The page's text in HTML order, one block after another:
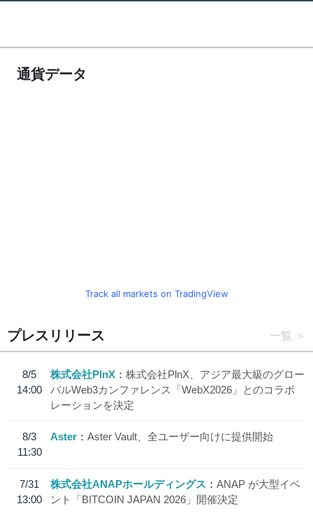
通貨データ
Track all markets on TradingView
プレスリリース 一覧
8/5
14:00
株式会社PlnX
株式会社PlnX、アジア最大級のグロー
バルWeb3カンファレンス「WebX2026」とのコラボ
レーションを決定
8/3
11:30
Aster Aster Vault、全ユーザー向けに提供開始
7/31
13:00
株式会社ANAPホールディングス
ANAP が大型イベ
ント「BITCOIN JAPAN 2026」開催決定